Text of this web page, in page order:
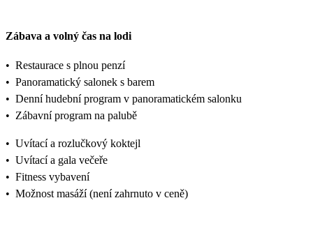
Zábava a volný čas na lodi
• Restaurace s plnou penzí
• Panoramatický salonek s barem
• Denní hudební program v panoramatickém salonku
• Zábavní program na palubě
• Uvítací a rozlučkový koktejl
• Uvítací a gala večeře
• Fitness vybavení
• Možnost masáží (není zahrnuto v ceně)